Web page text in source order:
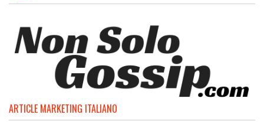
ARTICLE MARKETING ITALIANO